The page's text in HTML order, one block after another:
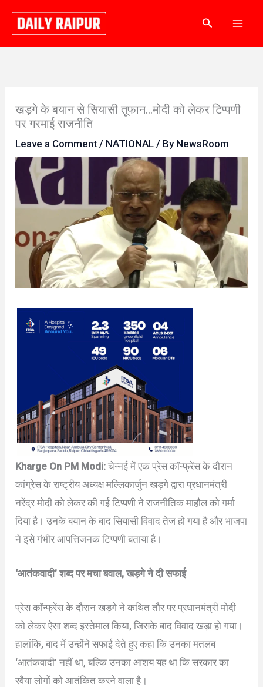
content
Search
खड़गे के बयान से सियासी तूफान…मोदी को लेकर टिप्पणी
पर गरमाई राजनीति
Leave a Comment / NATIONAL / By NewsRoom
Kharge On PM Modi:चेन्नई में एक प्रेस कॉन्फ्रेंस के दौरान
कांग्रेस के राष्ट्रीय अध्यक्ष मल्लिकार्जुन खड़गे द्वारा प्रधानमंत्री
नरेंद्र मोदी को लेकर की गई टिप्पणी ने राजनीतिक माहौल को गर्मा
दिया है। उनके बयान के बाद सियासी विवाद तेज हो गया है और भाजपा
ने इसे गंभीर आपत्तिजनक टिप्पणी बताया है।
‘आतंकवादी’ शब्द पर मचा बवाल, खड़गे ने दी सफाई
प्रेस कॉन्फ्रेंस के दौरान खड़गे ने कथित तौर पर प्रधानमंत्री मोदी
को लेकर ऐसा शब्द इस्तेमाल किया, जिसके बाद विवाद खड़ा हो गया।
हालांकि, बाद में उन्होंने सफाई देते हुए कहा कि उनका मतलब
‘आतंकवादी’ नहीं था, बल्कि उनका आशय यह था कि सरकार का
रवैया लोगों को आतंकित करने वाला है।